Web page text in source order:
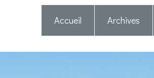
Accueil Archives